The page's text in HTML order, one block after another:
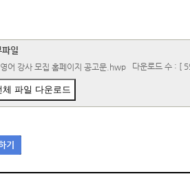
파일
영어 강사 모집 홈페이지 공고문.hwp 다운로드 수 : [
체 파일 다운로드
기